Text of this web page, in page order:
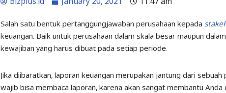
Salah satu bentuk pertanggungjawaban perusahaan kepada
keuangan. Baik untuk perusahaan dalam skala besar maupun
kewajiban yang harus dibuat pada setiap periode.
Jika diibaratkan, laporan keuangan merupakan jantung dari sebuah
wajib bisa membaca laporan, karena akan sangat membantu